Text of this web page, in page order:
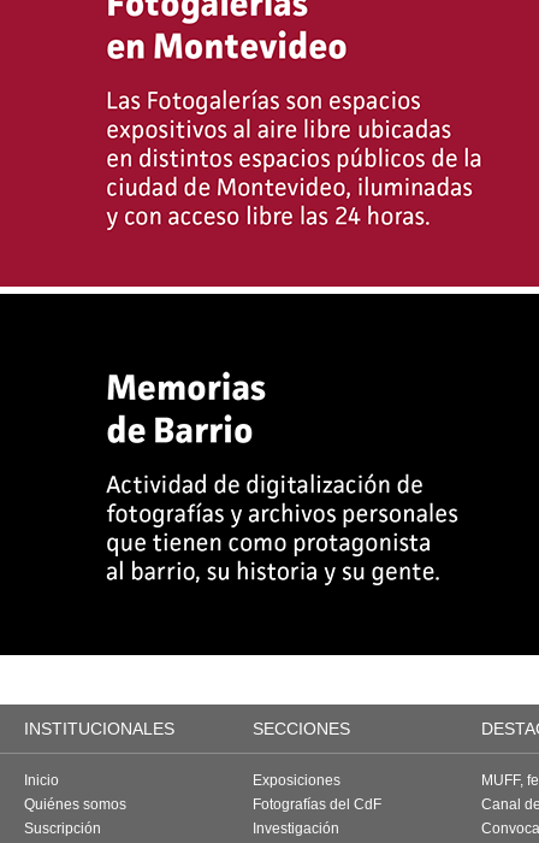
INSTITUCIONALES SECCIONES
Inicio
Quiénes somos
Suscripción
Exposiciones
Fotografías del CdF
Investigación
MUFF,
Canal